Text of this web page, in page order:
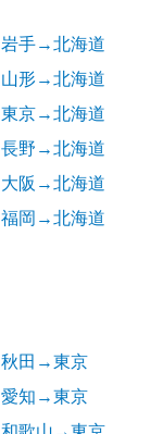
岩手→北海道
山形→北海道
東京→北海道
長野→北海道
大阪→北海道
福岡→北海道
秋田→東京
愛知→東京